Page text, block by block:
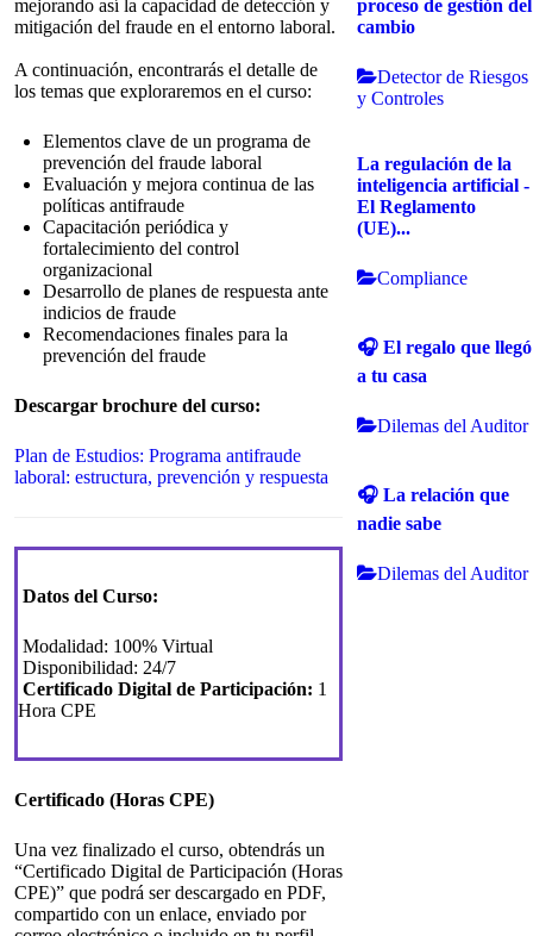
mejorando así la capacidad de detección y
mitigación del fraude en el entorno laboral.
A continuación, encontrarás el detalle de
los temas que exploraremos en el curso:
Elementos clave de un programa de
prevención del fraude laboral
Evaluación y mejora continua de las
políticas antifraude
Capacitación periódica y
fortalecimiento del control
organizacional
Desarrollo de planes de respuesta ante
indicios de fraude
Recomendaciones finales para la
prevención del fraude
Descargar brochure del curso:
Plan de Estudios: Programa antifraude
laboral: estructura, prevención y respuesta
Datos del Curso:
Modalidad: 100% Virtual
Disponibilidad: 24/7
Certificado Digital de Participación: 1
Hora CPE
Certificado (Horas CPE)
Una vez finalizado el curso, obtendrás un
“Certificado Digital de Participación (Horas
CPE)” que podrá ser descargado en PDF,
compartido con un enlace, enviado por
proceso de gestión del
cambio
Detector de Riesgos
y Controles
La regulación de la
inteligencia artificial -
El Reglamento
(UE)...
Compliance
🎧 El regalo que llegó
a tu casa
Dilemas del Auditor
🎧 La relación que
nadie sabe
Dilemas del Auditor